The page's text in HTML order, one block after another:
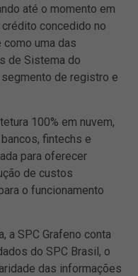
até o momento em
concedido no
como uma das
de Sistema do
de registro e
100% em nuvem,
fintechs e
para oferecer
de custos
o funcionamento
a SPC Grafeno conta
do SPC Brasil, o
das informações